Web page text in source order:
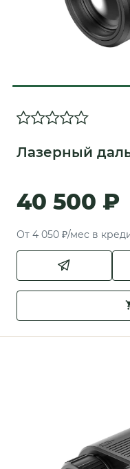
Лазерный
40 500 ₽
От 4 050 ₽/мес в